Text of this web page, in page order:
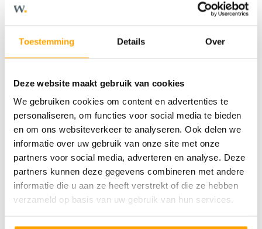
Toestemming Details Over
Deze website maakt gebruik van cookies
We gebruiken cookies om content en advertenties te
personaliseren, om functies voor social media te bieden
en om ons websiteverkeer te analyseren. Ook delen we
informatie over uw gebruik van onze site met onze
partners voor social media, adverteren en analyse. Deze
partners kunnen deze gegevens combineren met andere
informatie die u aan ze heeft verstrekt of die ze hebben
verzameld op basis van uw gebruik van hun services.
Kenmerken
• Tussenappartement
• Woonoppervlakte ca. 70m²
• Twee slaapkamers
• Balkon ca. 5 m²
• Voorlopig energielabel A+++
• Mogelijkheid tot het kopen van een
parkeerplaats in de parkeerkelder
---------------------------------------------------------------
--------------------------------------------------